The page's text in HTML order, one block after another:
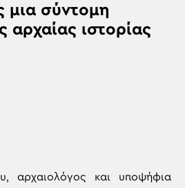
μια σύντομη
αρχαίας ιστορίας
αρχαιολόγος και υποψήφια